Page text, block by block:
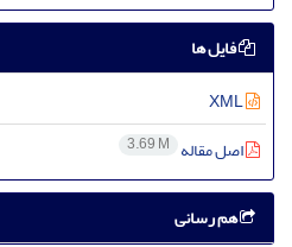
فایل ها
اصل مقاله 3.69 M
هم رسانی